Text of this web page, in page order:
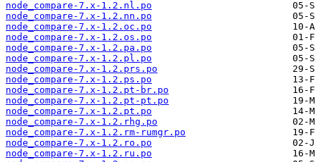
node_compare-7.x-1.2.nl.po
node_compare-7.x-1.2.nn.po
node_compare-7.x-1.2.oc.po
node_compare-7.x-1.2.os.po
node_compare-7.x-1.2.pa.po
node_compare-7.x-1.2.pl.po
node_compare-7.x-1.2.prs.po
node_compare-7.x-1.2.ps.po
node_compare-7.x-1.2.pt-br.po
node_compare-7.x-1.2.pt-pt.po
node_compare-7.x-1.2.pt.po
node_compare-7.x-1.2.rhg.po
node_compare-7.x-1.2.rm-rumgr.po
node_compare-7.x-1.2.ro.po
node_compare-7.x-1.2.ru.po